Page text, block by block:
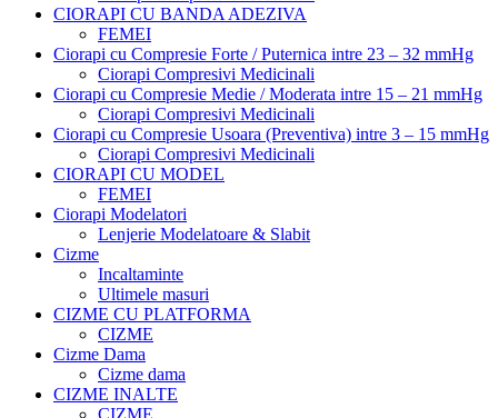
CIORAPI CU BANDA ADEZIVA
FEMEI
Ciorapi cu Compresie Forte / Puternica intre 23 – 32 mmHg
Ciorapi Compresivi Medicinali
Ciorapi cu Compresie Medie / Moderata intre 15 – 21 mmHg
Ciorapi Compresivi Medicinali
Ciorapi cu Compresie Usoara (Preventiva) intre 3 – 15 mmHg
Ciorapi Compresivi Medicinali
CIORAPI CU MODEL
FEMEI
Ciorapi Modelatori
Lenjerie Modelatoare & Slabit
Cizme
Incaltaminte
Ultimele masuri
CIZME CU PLATFORMA
CIZME
Cizme Dama
Cizme dama
CIZME INALTE
CIZME